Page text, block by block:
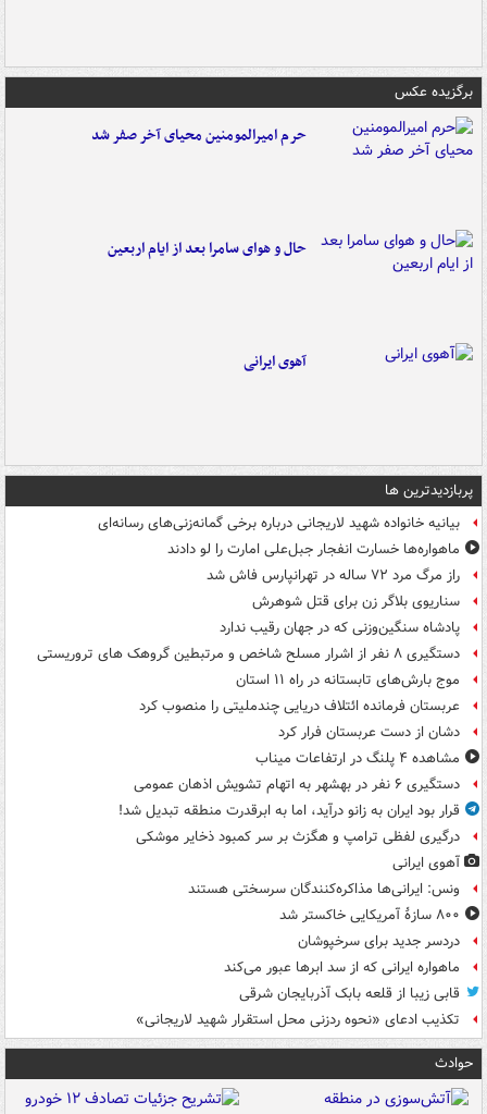
برگزیده عکس
حرم امیرالمومنین محیای آخر صفر شد
حال و هوای سامرا بعد از ایام اربعین
آهوی ایرانی
پربازدیدترین ها
بیانیه خانواده شهید لاریجانی درباره برخی گمانه‌زنی‌های رسانه‌ای
ماهواره‌ها خسارت انفجار جبل‌علی امارت را لو دادند
راز مرگ مرد ۷۲ ساله در تهرانپارس فاش شد
سناریوی بلاگر زن برای قتل شوهرش
پادشاه سنگین‌وزنی که در جهان رقیب ندارد
دستگیری ۸ نفر از اشرار مسلح شاخص و مرتبطین گروهک های تروریستی
موج بارش‌های تابستانه در راه ۱۱ استان
عربستان فرمانده ائتلاف دریایی چندملیتی را منصوب کرد
دشان از دست عربستان فرار کرد
مشاهده ۴ پلنگ در ارتفاعات میناب
دستگیری ۶ نفر در بهشهر به اتهام تشویش اذهان عمومی
قرار بود ایران به زانو درآید، اما به ابرقدرت منطقه تبدیل شد!
درگیری لفظی ترامپ و هگزث بر سر کمبود ذخایر موشکی
آهوی ایرانی
ونس: ایرانی‌ها مذاکره‌کنندگان سرسختی هستند
۸۰۰ سازۀ آمریکایی خاکستر شد
دردسر جدید برای سرخپوشان
ماهواره ایرانی که از سد ابرها عبور می‌کند
قابی زیبا از قلعه بابک آذربایجان شرقی
تکذیب ادعای «نحوه ردزنی محل استقرار شهید لاریجانی»
حوادث